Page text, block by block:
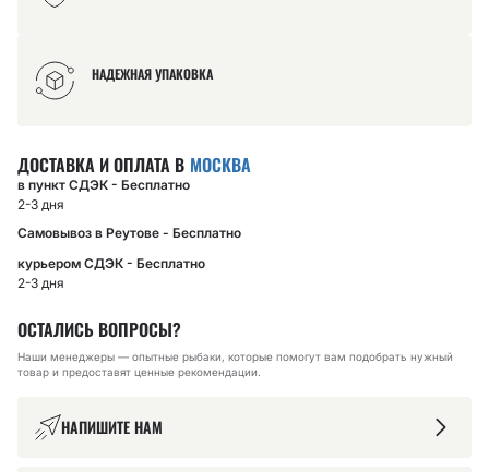
НАДЕЖНАЯ УПАКОВКА
ДОСТАВКА И ОПЛАТА В МОСКВА
в пункт СДЭК - Бесплатно
2-3 дня
Самовывоз в Реутове - Бесплатно
курьером СДЭК - Бесплатно
2-3 дня
ОСТАЛИСЬ ВОПРОСЫ?
Наши менеджеры — опытные рыбаки, которые помогут вам подобрать нужный
товар и предоставят ценные рекомендации.
НАПИШИТЕ НАМ